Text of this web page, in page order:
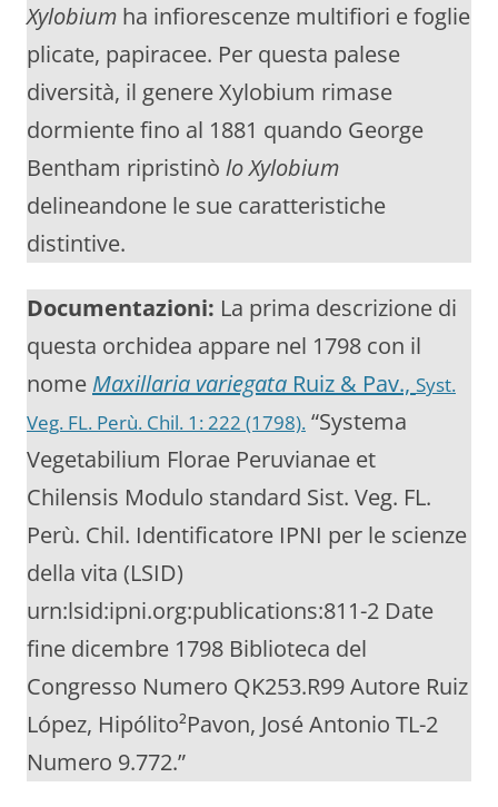
Xylobium ha infiorescenze multifiori e foglie
plicate, papiracee. Per questa palese
diversità, il genere Xylobium rimase
dormiente fino al 1881 quando George
Bentham ripristinò lo Xylobium
delineandone le sue caratteristiche
distintive.
Documentazioni: La prima descrizione di
questa orchidea appare nel 1798 con il
nome Maxillaria variegata Ruiz & Pav., Syst.
Veg. FL. Perù. Chil. 1: 222 (1798). “Systema
Vegetabilium Florae Peruvianae et
Chilensis Modulo standard Sist. Veg. FL.
Perù. Chil. Identificatore IPNI per le scienze
della vita (LSID)
urn:lsid:ipni.org:publications:811-2 Date
fine dicembre 1798 Biblioteca del
Congresso Numero QK253.R99 Autore Ruiz
López, Hipólito²Pavon, José Antonio TL-2
Numero 9.772.”